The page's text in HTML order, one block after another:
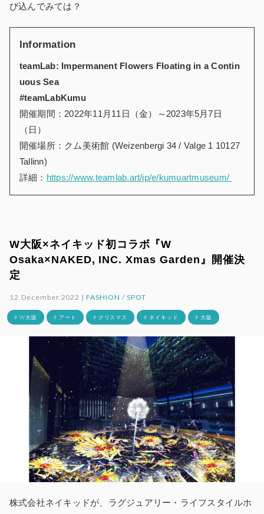
び込んでみては？
Information
teamLab: Impermanent Flowers Floating in a Contin
uous Sea
#teamLabKumu
開催期間：2022年11月11日（金）～2023年5月7日
（日）
開催場所：クム美術館 (Weizenbergi 34 / Valge 1 10127
Tallinn)
詳細： https://www.teamlab.art/jp/e/kumuartmuseum/
W大阪×ネイキッド初コラボ『W
Osaka×NAKED, INC. Xmas Garden』開催決
定
12.December.2022 |FASHION / SPOT
# W大阪 # アート # クリスマス # ネイキッド # 大阪
株式会社ネイキッドが、ラグジュアリー・ライフスタイルホ